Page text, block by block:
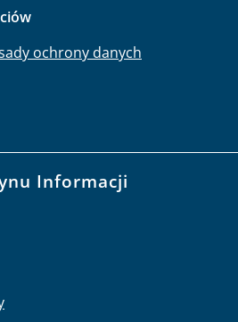
ochrony danych
Informacji